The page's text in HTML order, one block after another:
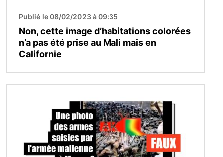
Publié le 08/02/2023 à 09:35
Non, cette image d’habitations colorées
n’a pas été prise au Mali mais en
Californie